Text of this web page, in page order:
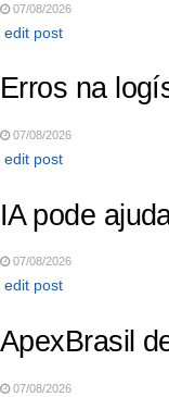
07/08/2026
edit post
Erros na
07/08/2026
edit post
IA pode
07/08/2026
edit post
ApexBrasil
07/08/2026